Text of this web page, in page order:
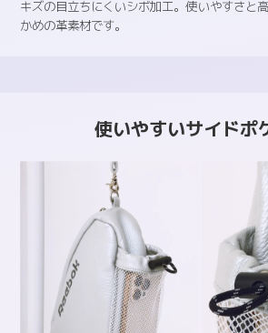
キズの目立ちにくいシボ加工。使いやすさと
かめの革素材です。
使いやすいサイドポ